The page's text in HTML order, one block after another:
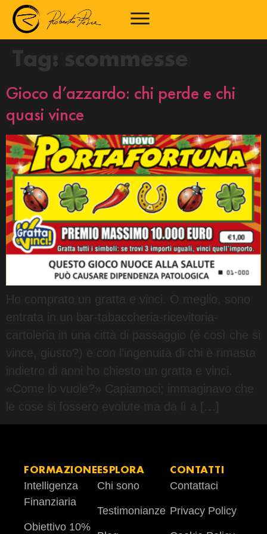
Tag: scommesse
Gioco d’azzardo: chi perde e chi
quasi vince
Ho comprato un gratta e vinci. O meglio, sono
entrata in un bar-tabaccheria-ricevitoria-
cartoleria in una città di passaggio (è così che si
vince, giusto?) e con l’ingenuità di chi è rimasta
indietro di anni ho chiesto un gratta e vinci.
«Come lo vuole?» Capiamoci; immaginavo che
le cose si fossero evolute ma da lì a […]
FORMAZIONE
Intelligenza
Finanziaria
Obiettivo 10%
ESPLORA
Chi sono
Testimonianze
CONTATTI
Contattaci
Privacy Policy